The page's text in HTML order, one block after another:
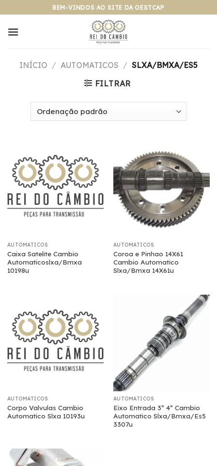
para
BEM-VINDOS AO SITE DA OESTCAP
INÍCIO / AUTOMATICOS / SLXA/BMXA/ES5
FILTRAR
AUTOMATICOS
Caixa Satelite Cambio
Automaticoslxa/Bmxa
10198u
AUTOMATICOS
Coroa e Pinhao 14X61
Cambio Automatico
Slxa/Bmxa 14X61u
AUTOMATICOS
Corpo Valvulas Cambio
Automatico Slxa 10193u
AUTOMATICOS
Eixo Entrada 3º 4º Cambio
Automatico Slxa/Bmxa/Es5
3307u